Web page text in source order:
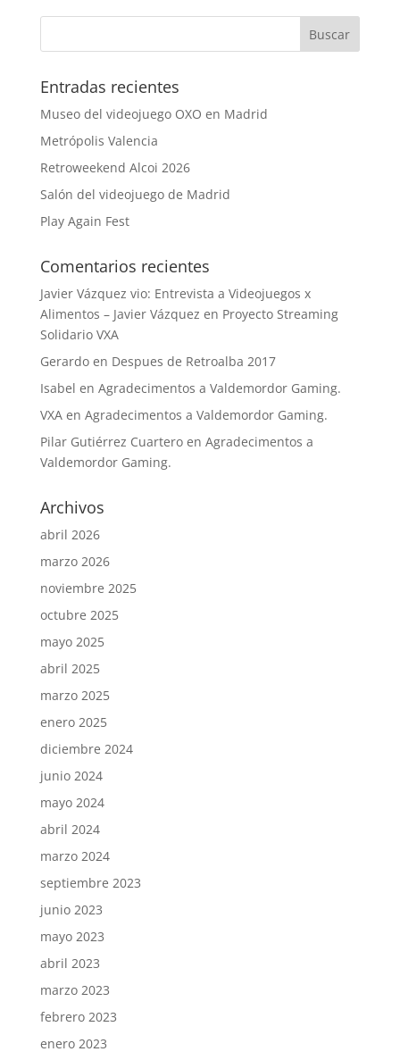
Entradas recientes
Museo del videojuego OXO en Madrid
Metrópolis Valencia
Retroweekend Alcoi 2026
Salón del videojuego de Madrid
Play Again Fest
Comentarios recientes
Javier Vázquez vio: Entrevista a Videojuegos x
Alimentos – Javier Vázquez en Proyecto Streaming
Solidario VXA
Gerardoen Despues de Retroalba 2017
Isabel en Agradecimentos a Valdemordor Gaming.
VXAen Agradecimentos a Valdemordor Gaming.
Pilar Gutiérrez Cuarteroen Agradecimentos a
Valdemordor Gaming.
Archivos
abril 2026
marzo 2026
noviembre 2025
octubre 2025
mayo 2025
abril 2025
marzo 2025
enero 2025
diciembre 2024
junio 2024
mayo 2024
abril 2024
marzo 2024
septiembre 2023
junio 2023
mayo 2023
abril 2023
marzo 2023
febrero 2023
enero 2023